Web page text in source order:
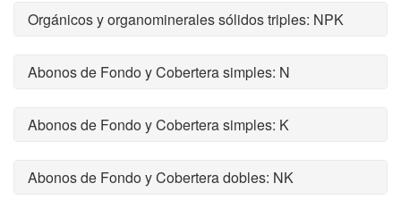
Orgánicos y organominerales sólidos triples: NPK
Abonos de Fondo y Cobertera simples: N
Abonos de Fondo y Cobertera simples: K
Abonos de Fondo y Cobertera dobles: NK